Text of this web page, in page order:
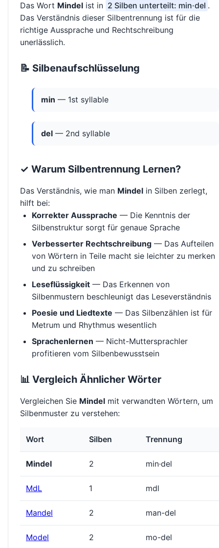
Das Wort Mindel ist in 2 Silben unterteilt: min·del .
Das Verständnis dieser Silbentrennung ist für die
richtige Aussprache und Rechtschreibung
unerlässlich.
📝 Silbenaufschlüsselung
min — 1st syllable
del — 2nd syllable
✓ Warum Silbentrennung Lernen?
Das Verständnis, wie man Mindel in Silben zerlegt,
hilft bei:
Korrekter Aussprache — Die Kenntnis der
Silbenstruktur sorgt für genaue Sprache
Verbesserter Rechtschreibung — Das Aufteilen
von Wörtern in Teile macht sie leichter zu merken
und zu schreiben
Leseflüssigkeit — Das Erkennen von
Silbenmustern beschleunigt das Leseverständnis
Poesie und Liedtexte — Das Silbenzählen ist für
Metrum und Rhythmus wesentlich
Sprachenlernen — Nicht-Muttersprachler
profitieren vom Silbenbewusstsein
📊 Vergleich Ähnlicher Wörter
Vergleichen Sie Mindel mit verwandten Wörtern, um
Silbenmuster zu verstehen:
Wort Silben Trennung
Mindel 2 min·del
MdL 1 mdl
Mandel 2 man-del
Model 2 mo-del